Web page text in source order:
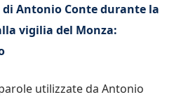
Antonio Conte durante la
vigilia del Monza:
utilizzate da Antonio